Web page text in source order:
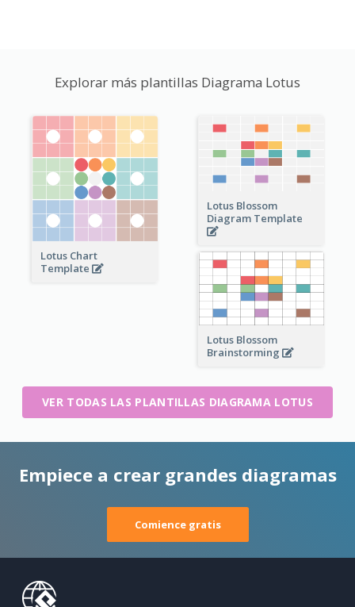
Explorar más plantillas Diagrama Lotus
Lotus Chart
Template
Lotus Blossom
Diagram Template
Lotus Blossom
Brainstorming
VER TODAS LAS PLANTILLAS DIAGRAMA LOTUS
Empiece a crear grandes diagramas
Comience gratis